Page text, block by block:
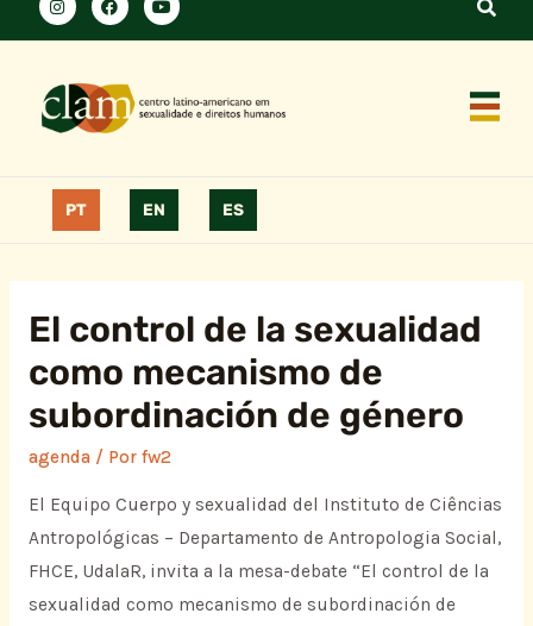
PT EN ES
El control de la sexualidad
como mecanismo de
subordinación de género
agenda/ Por fw2
El Equipo Cuerpo y sexualidad del Instituto de Ciências
Antropológicas – Departamento de Antropologia Social,
FHCE, UdalaR, invita a la mesa-debate “El control de la
sexualidad como mecanismo de subordinación de